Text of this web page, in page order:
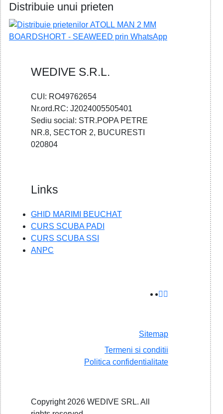
Distribuie unui prieten
WEDIVE S.R.L.
CUI: RO49762654
Nr.ord.RC: J2024005505401
Sediu social: STR.POPA PETRE
NR.8, SECTOR 2, BUCURESTI
020804
Links
GHID MARIMI BEUCHAT
CURS SCUBA PADI
CURS SCUBA SSI
ANPC
Sitemap
Termeni si conditii
Politica confidentialitate
Copyright 2026 WEDIVE SRL. All